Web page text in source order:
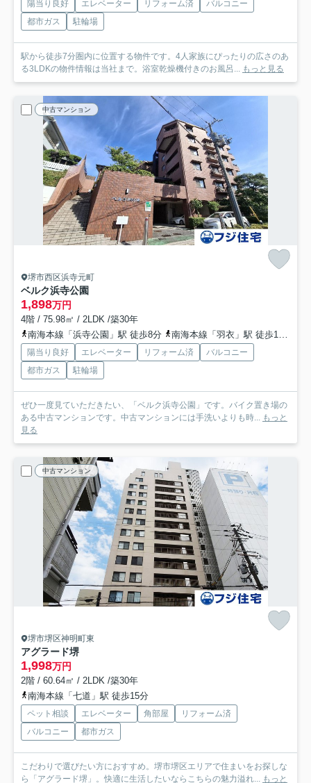
陽当り良好 エレベーター リフォーム済
バルコニー
都市ガス
駐輪場
駅から徒歩7分圏内に位置する物件です。4人家族にぴったりの広さのあ
る3LDKの物件情報は当社まで。浴室乾燥機付きのお風呂... もっと見る
中古マンション
堺市西区浜寺元町
ベルク浜寺公園
1,898万円
4階 / 75.98㎡ / 2LDK /築30年
南海本線「浜寺公園」駅 徒歩8分
南海本線「羽衣」駅 徒歩17分
陽当り良好 エレベーター リフォーム済
バルコニー
都市ガス
駐輪場
ぜひ一度見ていただきたい、「ベルク浜寺公園」です。バイク置き場の
ある中古マンションです。中古マンションには手洗いよりも時... もっと
見る
中古マンション
堺市堺区神明町東
アグラード堺
1,998万円
2階 / 60.64㎡ / 2LDK /築30年
南海本線「七道」駅 徒歩15分
ペット相談 エレベーター 角部屋
リフォーム済
バルコニー
都市ガス
こだわりで選びたい方におすすめ。堺市堺区エリアで住まいをお探しな
ら「アグラード堺」。快適に生活したいならこちらの魅力溢れ... もっと